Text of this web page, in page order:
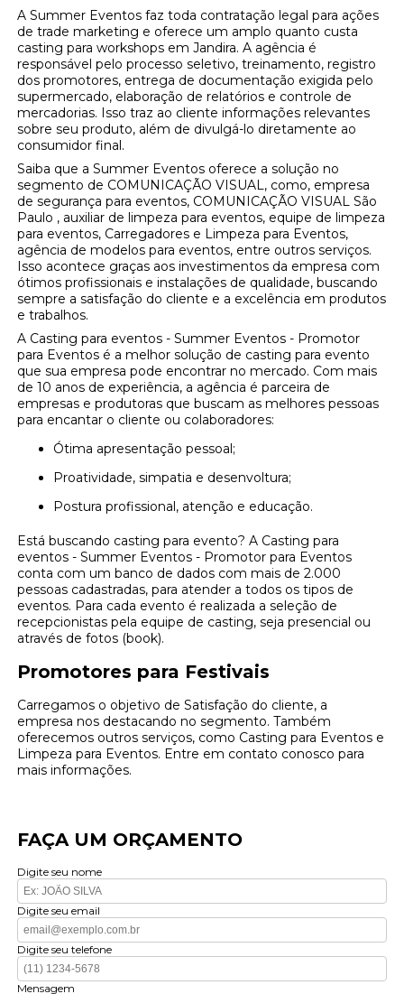
A Summer Eventos faz toda contratação legal para ações
de trade marketing e oferece um amplo quanto custa
casting para workshops em Jandira. A agência é
responsável pelo processo seletivo, treinamento, registro
dos promotores, entrega de documentação exigida pelo
supermercado, elaboração de relatórios e controle de
mercadorias. Isso traz ao cliente informações relevantes
sobre seu produto, além de divulgá-lo diretamente ao
consumidor final.
Saiba que a Summer Eventos oferece a solução no
segmento de COMUNICAÇÃO VISUAL, como, empresa
de segurança para eventos, COMUNICAÇÃO VISUAL São
Paulo , auxiliar de limpeza para eventos, equipe de limpeza
para eventos, Carregadores e Limpeza para Eventos,
agência de modelos para eventos, entre outros serviços.
Isso acontece graças aos investimentos da empresa com
ótimos profissionais e instalações de qualidade, buscando
sempre a satisfação do cliente e a excelência em produtos
e trabalhos.
A Casting para eventos - Summer Eventos - Promotor
para Eventos é a melhor solução de casting para evento
que sua empresa pode encontrar no mercado. Com mais
de 10 anos de experiência, a agência é parceira de
empresas e produtoras que buscam as melhores pessoas
para encantar o cliente ou colaboradores:
Ótima apresentação pessoal;
Proatividade, simpatia e desenvoltura;
Postura profissional, atenção e educação.
Está buscando casting para evento? A Casting para
eventos - Summer Eventos - Promotor para Eventos
conta com um banco de dados com mais de 2.000
pessoas cadastradas, para atender a todos os tipos de
eventos. Para cada evento é realizada a seleção de
recepcionistas pela equipe de casting, seja presencial ou
através de fotos (book).
Promotores para Festivais
Carregamos o objetivo de Satisfação do cliente, a
empresa nos destacando no segmento. Também
oferecemos outros serviços, como Casting para Eventos e
Limpeza para Eventos. Entre em contato conosco para
mais informações.
FAÇA UM ORÇAMENTO
Digite seu nome
Digite seu email
Digite seu telefone
Mensagem